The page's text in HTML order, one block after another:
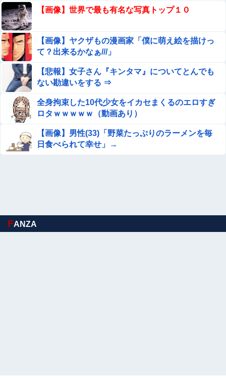
【画像】世界で最も有名な写真トップ１０
【画像】ヤクザもの漫画家「僕に萌え絵を描けっ
て？出来るかなぁ///」
【悲報】女子さん『キンタマ』についてとんでも
ない勘違いをする ⇒
全身拘束した10代少女をイカセまくるのエロすぎ
ロタｗｗｗｗｗ（動画あり）
【画像】男性(33)「野菜たっぷりのラーメンを毎
日食べられて幸せ」→
FANZA